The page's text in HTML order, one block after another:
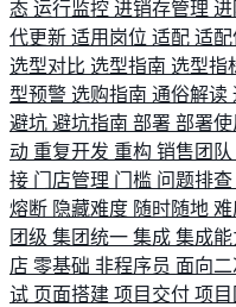
态 运行监控 进销存管理 进
代更新 适用岗位 适配 适配
选型对比 选型指南 选型指
型预警 选购指南 通俗解读
避坑 避坑指南 部署 部署使
动 重复开发 重构 销售团队
接 门店管理 门槛 问题排查
熔断 隐藏难度 随时随地
团级 集团统一 集成 集成能
店 零基础 非程序员 面向
试 页面搭建 项目交付 项目